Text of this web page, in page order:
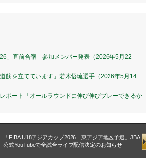
」直前合宿 参加メンバー発表（2026年5月22
筋を立てています」若木悟琉選手（2026年5月14
ート「オールラウンドに伸び伸びプレーできるか
「FIBA U18アジアカップ2026 東アジア地区予選」JBA
公式YouTubeで全試合ライブ配信決定のお知らせ